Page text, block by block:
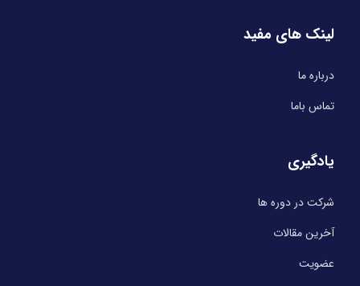
لینک های مفید
درباره ما
تماس باما
یادگیری
شرکت در دوره ها
آخرین مقالات
عضویت